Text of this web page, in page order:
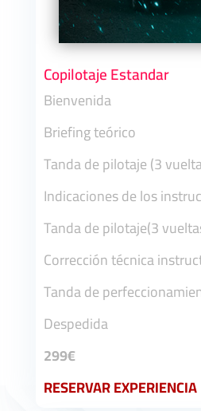
Copilotaje Estandar
Bienvenida
Briefing teórico
Tanda de pilotaje (3
Indicaciones de los
Tanda de pilotaje(3
Corrección técnica
Tanda de
Despedida
299€
RESERVAR EXPERIENCIA